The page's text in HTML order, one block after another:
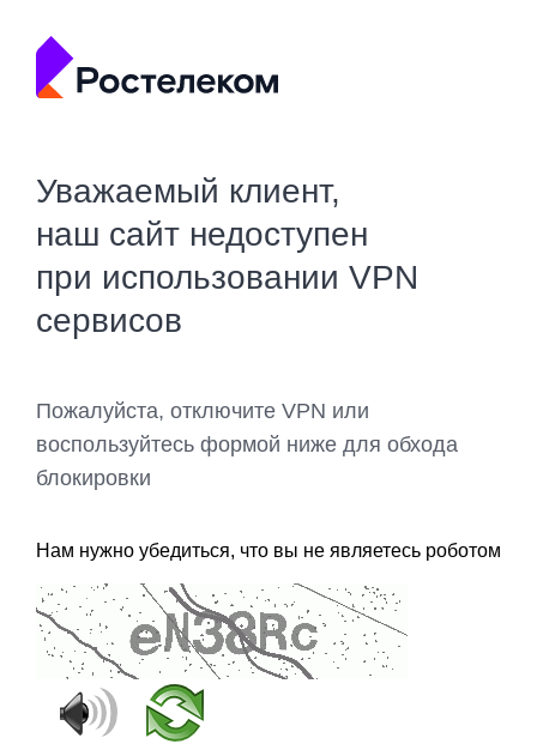
Уважаемый клиент,
наш сайт недоступен
при использовании VPN
сервисов
Пожалуйста, отключите VPN или
воспользуйтесь формой ниже для обхода
блокировки
Нам нужно убедиться, что вы не являетесь роботом